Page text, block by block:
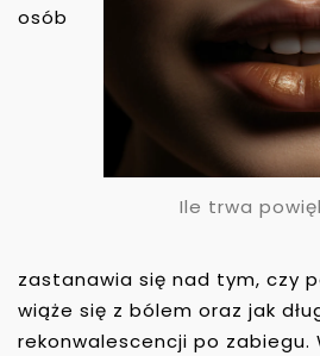
Ile trwa
osób
zastanawia się nad tym, czy
wiąże się z bólem oraz jak
rekonwalescencji po zabiegu.